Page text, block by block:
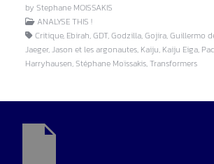
by Stephane MOISSAKIS
ANALYSE THIS !
Critique, Ebirah, GDT, Godzilla, Gojira, Guillermo
Jaeger, Jason et les argonautes, Kaiju, Kaiju Eiga,
Harryhausen, Stéphane Moïssakis, Transformers